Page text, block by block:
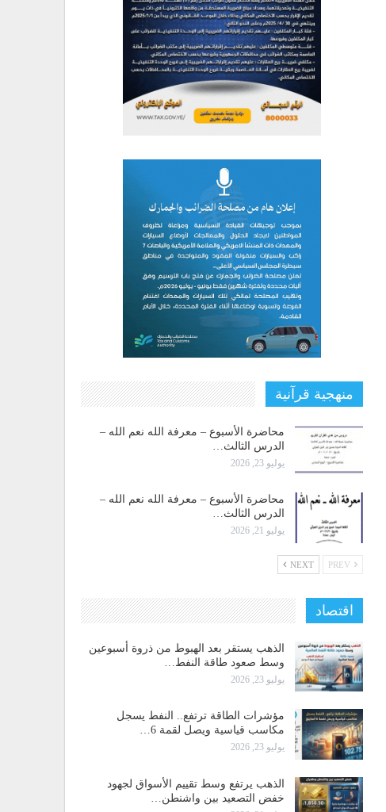
منهجية قرآنية
محاضرة الأسبوع – معرفة الله نعم الله –
الدرس الثالث…
يوليو 23, 2026
محاضرة الأسبوع – معرفة الله نعم الله –
الدرس الثالث…
يوليو 21, 2026
NEXT
اقتصاد
الذهب يستقر بعد الهبوط من ذروة أسبوعين
وسط صعود طاقة النفط…
يوليو 23, 2026
مؤشرات الطاقة ترتفع.. النفط يسجل
مكاسب قياسية ويصل لقمة 6…
يوليو 23, 2026
الذهب يرتفع وسط تقييم الأسواق لجهود
خفض التصعيد بين واشنطن…